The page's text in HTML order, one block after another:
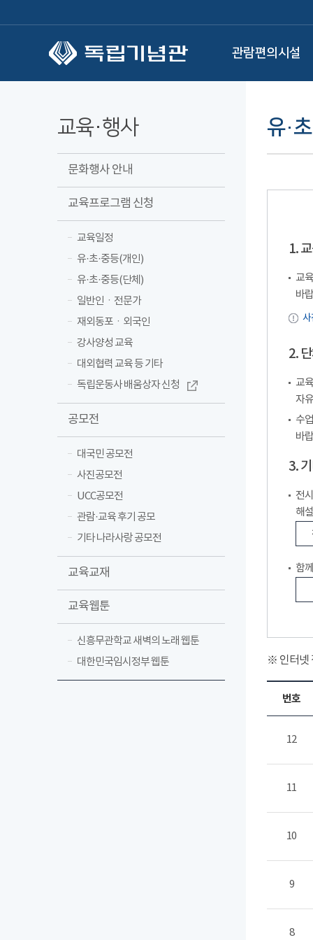
관람편의시설
교육·행사
문화행사 안내
교육프로그램 신청
교육일정
유·초·중등(개인)
유·초·중등(단체)
일반인ㆍ전문가
재외동포ㆍ외국인
강사양성 교육
대외협력 교육 등 기타
독립운동사 배움상자 신청
공모전
대국민 공모전
사진공모전
UCC공모전
관람·교육 후기 공모
기타 나라사랑 공모전
교육교재
교육웹툰
신흥무관학교 새벽의 노래 웹툰
대한민국임시정부 웹툰
유·
1.
교
바
사
2.
교
자
수
바
3.
전
해
함
※ 인터넷
번호
12
11
10
9
8